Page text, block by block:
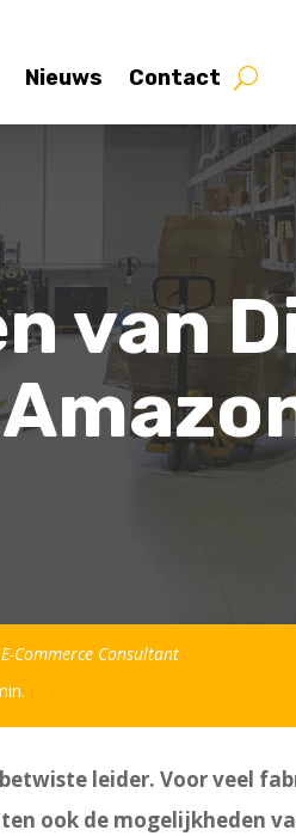
Nieuws Contact
van
Commerce Consultant
leider. Voor veel
ook de mogelijkheden